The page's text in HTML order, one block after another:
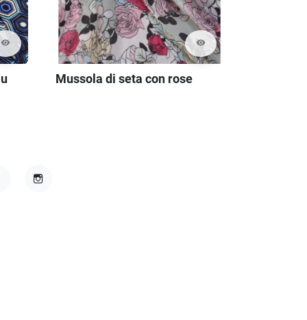
visibility visibility
Mussola di seta con rose